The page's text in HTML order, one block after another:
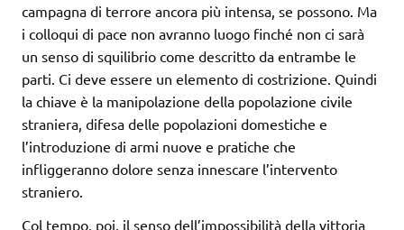
campagna di terrore ancora più intensa, se possono. Ma
i colloqui di pace non avranno luogo finché non ci sarà
un senso di squilibrio come descritto da entrambe le
parti. Ci deve essere un elemento di costrizione. Quindi
la chiave è la manipolazione della popolazione civile
straniera, difesa delle popolazioni domestiche e
l’introduzione di armi nuove e pratiche che
infliggeranno dolore senza innescare l’intervento
straniero.
Col tempo, poi, il senso dell’impossibilità della vittoria